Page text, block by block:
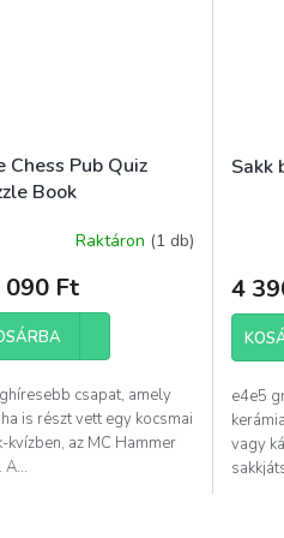
Chess Pub Quiz
Book
Raktáron (1 db)
090 Ft
csapat, amely
is részt vett egy kocsmai
kvízben, az MC Hammer
Sakk
4
e4e5
vagy